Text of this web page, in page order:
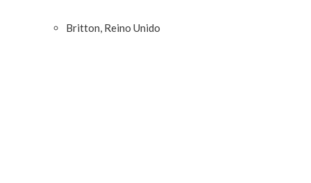
Britton, Reino Unido